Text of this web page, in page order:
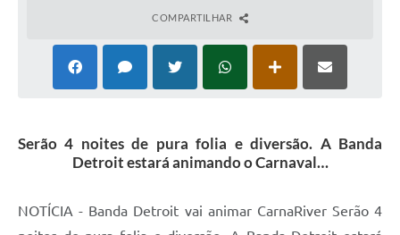
Sites utilitarios
Coleta de Lixo
Plantão Farmácias e Saúde
COMPARTILHAR
Serão 4 noites de pura folia e diversão. A Banda
Detroit estará animando o Carnaval…
NOTÍCIA - Banda Detroit vai animar CarnaRiver Serão 4